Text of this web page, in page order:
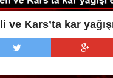
ve Kars’ta kar